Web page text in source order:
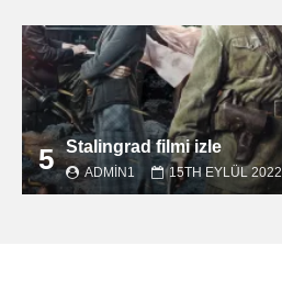
5 Stalingrad filmi izle
ADMIN1 15TH EYLÜL 2022